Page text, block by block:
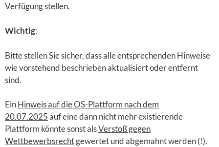
Verfügung stellen.
Wichtig:
Bitte stellen Sie sicher, dass alle entsprechenden Hinweise
wie vorstehend beschrieben aktualisiert oder entfernt
sind.
EinHinweis auf die OS-Plattform nach dem
20.07.2025auf eine dann nicht mehr existierende
Plattform könnte sonst alsVerstoß gegen
Wettbewerbsrechtgewertet und abgemahnt werden (!).